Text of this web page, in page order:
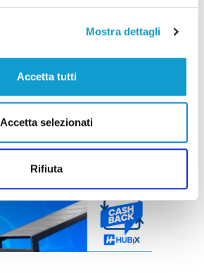
Mostra dettagli
Accetta tutti
Accetta selezionati
Rifiuta